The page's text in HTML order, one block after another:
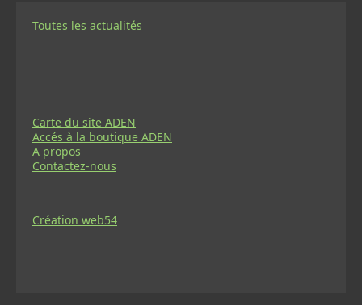
Toutes les actualités
Carte du site ADEN
Accés à la boutique ADEN
A propos
Contactez-nous
Création web54